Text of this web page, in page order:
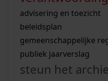
bouwvergunningen
omgevingsvergunningen
vergunningen
beeld en geluid
uitleg nodig?
Wij helpen u op weg
bekijk alle zoektips
Wij helpen u op weg
bekijk alle zoektips
bekijk ons
advisering en toezicht
beleidsplan
gemeenschappelijke
publiek jaarverslag
steun het
Mijn Studiezaal (inloggen)